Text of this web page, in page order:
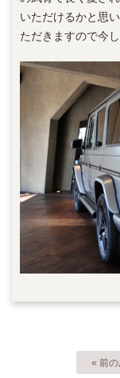
いただけるかと思
ただきますので今
« 前